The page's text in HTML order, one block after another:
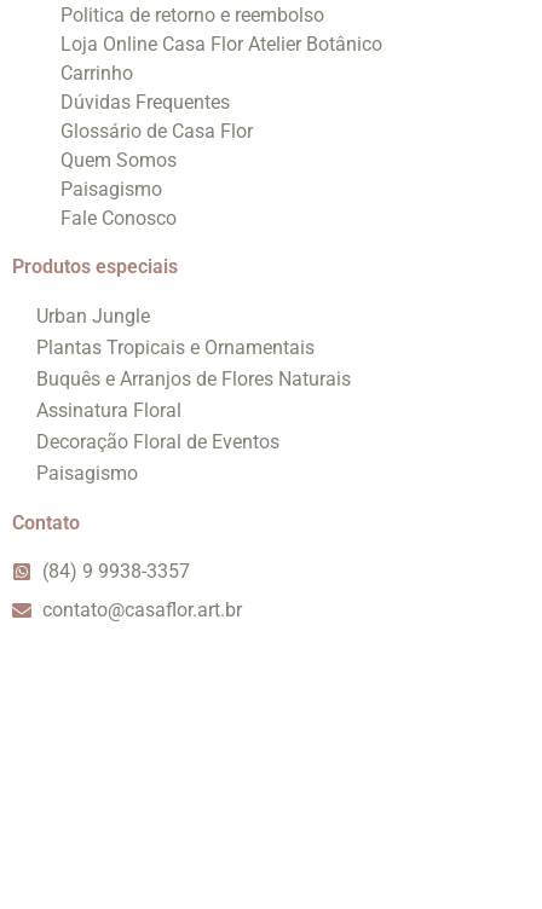
Politica de retorno e reembolso
Loja Online Casa Flor Atelier Botânico
Carrinho
Dúvidas Frequentes
Glossário de Casa Flor
Quem Somos
Paisagismo
Fale Conosco
Produtos especiais
Urban Jungle
Plantas Tropicais e Ornamentais
Buquês e Arranjos de Flores Naturais
Assinatura Floral
Decoração Floral de Eventos
Paisagismo
Contato
(84) 9 9938-3357
contato@casaflor.art.br